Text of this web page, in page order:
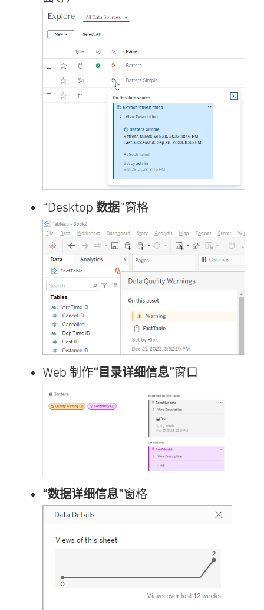
“Desktop 数据”窗格
Web 制作“目录详细信息”窗口
“数据详细信息”窗格